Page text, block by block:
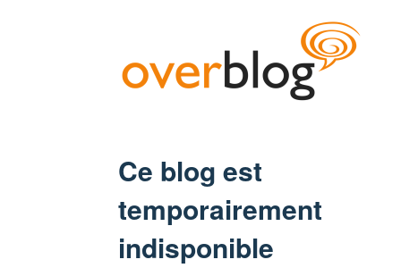
Ce blog est
temporairement
indisponible